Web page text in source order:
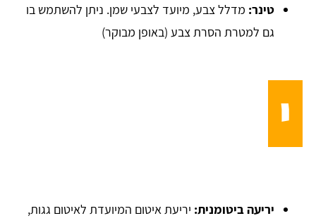
טינר: מדלל צבע, מיועד לצבעי שמן. ניתן להשתמש בו
גם למטרת הסרת צבע (באופן מבוקר)
י
יריעה ביטומנית: יריעת איטום המיועדת לאיטום גגות,